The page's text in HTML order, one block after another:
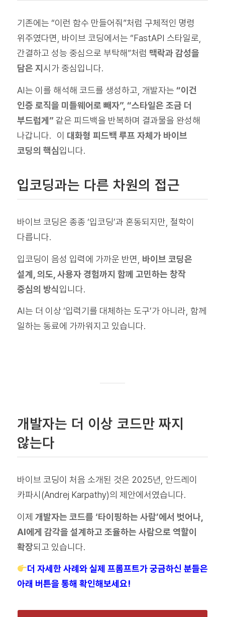
기존에는 “이런 함수 만들어줘”처럼 구체적인 명령
위주였다면, 바이브 코딩에서는 “FastAPI 스타일로,
간결하고 성능 중심으로 부탁해”처럼 맥락과 감성을
담은 지 시가 중심입니다.
AI는 이를 해석해 코드를 생성하고, 개발자는 “이건
인증 로직을 미들웨어로 빼자”, “스타일은 조금 더
부드럽게” 같은 피드백을 반복하며 결과물을 완성해
나갑니다. 이 대화형 피드백 루프 자체가 바이브
코딩의 핵심입니다.
입코딩과는 다른 차원의 접근
바이브 코딩은 종종 ‘입코딩’과 혼동되지만, 철학이
다릅니다.
입코딩이 음성 입력에 가까운 반면, 바이브 코딩은
설계, 의도, 사용자 경험까지 함께 고민하는 창작
중심의 방식입니다.
AI는 더 이상 ‘입력기를 대체하는 도구’가 아니라, 함께
일하는 동료에 가까워지고 있습니다.
개발자는 더 이상 코드만 짜지
않는다
바이브 코딩이 처음 소개된 것은 2025년, 안드레이
카파시(Andrej Karpathy)의 제안에서였습니다.
이제 개발자는 코드를 ‘타이핑하는 사람’에서 벗어나,
AI에게 감각을 설계하고 조율하는 사람으로 역할이
확장되고 있습니다.
더 자세한 사례와 실제 프롬프트가 궁금하신 분들은
아래 버튼을 통해 확인해보세요!